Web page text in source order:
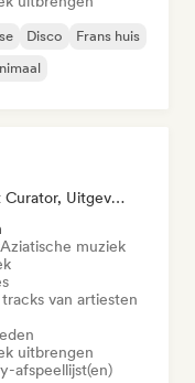
Disco
Frans huis
Label, Mentor, Afspeellijst Curator, Uitgever, Sync Supervisor
Aziatische muziek
van artiesten
uitbrengen
afspeellijst(en)